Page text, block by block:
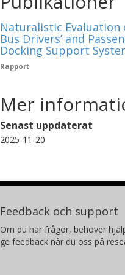
ett större urval och
användarupplevelse
(ii) Utforska hur ett
objektidentifiering,
(iii) Bedöma de
minskat slitage på
överkroppsbesvär.
Naturalistic Evaluation
Bus Drivers’ and
Docking Support
Rapport
Mer
Senast uppdaterat
2025-11-20
Feedback och support
Om du har frågor, behöver
ge feedback når du oss på